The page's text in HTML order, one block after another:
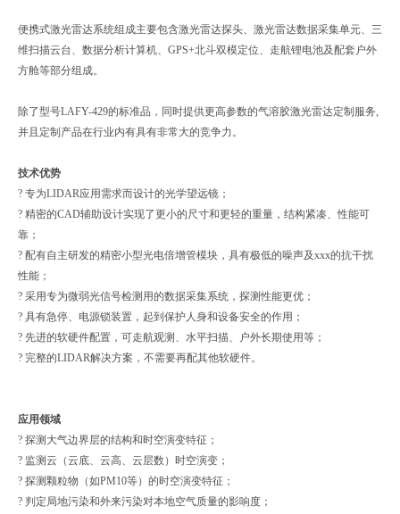
便携式激光雷达系统组成主要包含激光雷达探头、激光雷达数据采集单元、三
维扫描云台、数据分析计算机、GPS+北斗双模定位、走航锂电池及配套户外
方舱等部分组成。
除了型号LAFY-429的标准品，同时提供更高参数的气溶胶激光雷达定制服务,
并且定制产品在行业内有具有非常大的竞争力。
技术优势
? 专为LIDAR应用需求而设计的光学望远镜；
? 精密的CAD辅助设计实现了更小的尺寸和更轻的重量，结构紧凑、性能可
靠；
? 配有自主研发的精密小型光电倍增管模块，具有极低的噪声及xxx的抗干扰
性能；
? 采用专为微弱光信号检测用的数据采集系统，探测性能更优；
? 具有急停、电源锁装置，起到保护人身和设备安全的作用；
? 先进的软硬件配置，可走航观测、水平扫描、户外长期使用等；
? 完整的LIDAR解决方案，不需要再配其他软硬件。
应用领域
? 探测大气边界层的结构和时空演变特征；
? 监测云（云底、云高、云层数）时空演变；
? 探测颗粒物（如PM10等）的时空演变特征；
? 判定局地污染和外来污染对本地空气质量的影响度；